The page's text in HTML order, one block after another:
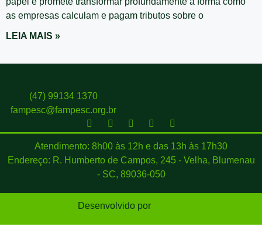
as empresas calculam e pagam tributos sobre o
LEIA MAIS »
(47) 99134 1370
fampesc@fampesc.org.br
Atendimento: 8h00 às 12h e das 13h às 17h30
Endereço: R. Humberto de Campos, 245 - Velha, Blumenau
- SC, 89036-050
Desenvolvido por